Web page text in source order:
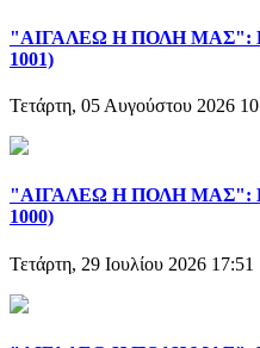
"ΑΙΓΑΛΕΩ Η ΠΟΛΗ ΜΑΣ":
1001)
Τετάρτη, 05 Αυγούστου 2026
"ΑΙΓΑΛΕΩ Η ΠΟΛΗ ΜΑΣ":
1000)
Τετάρτη, 29 Ιουλίου 2026 17:51